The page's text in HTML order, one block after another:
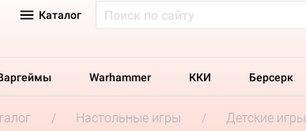
Каталог
Warhammer ККИ Берсерк
Настольные игры Детские игры